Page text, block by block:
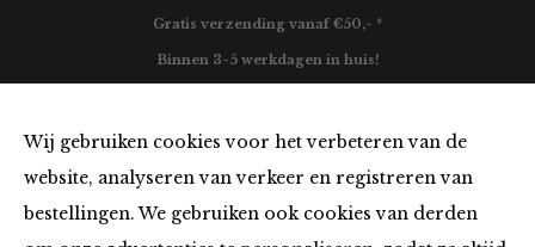
Wij gebruiken cookies voor het verbeteren van de
website, analyseren van verkeer en registreren van
bestellingen. We gebruiken ook cookies van derden
Gratis verzending vanaf €50,- *
Binnen 3-5 werkdagen in huis!